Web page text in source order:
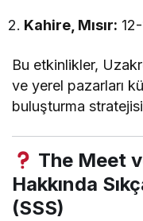
Kahire, Mısır:
Bu etkinlikler,
ve yerel pazarları
buluşturma
The Meet
Hakkında
(SSS)